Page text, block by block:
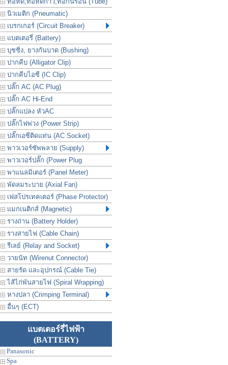
นิวเมติก (Pneumatic)
เบรกเกอร์ (Circuit Breaker)
แบตเตอรี่ (Battery)
บุชชิ่ง, ยางกันบาด (Bushing)
ปากคีบ (Alligator Clip)
ปากคีบไอซี (IC Clip)
ปลั๊ก AC (AC Plug)
ปลั๊ก AC Hi-End
ปลั๊กแปลง หัวAC
ปลั๊กไฟพ่วง (Power Strip)
ปลั๊กเอซีติดแท่น (AC Socket)
พาวเวอร์ซัพพลาย (Supply)
พาวเวอร์ปลั๊ก (Power Plug
พาแนลมิเตอร์ (Panel Meter)
พัดลมระบาย (Axial Fan)
เฟสโปรเทคเตอร์ (Phase Protector)
แมกเนติกส์ (Magnetic)
รางถ่าน (Battery Holder)
รางสายไฟ (Cable Chain)
รีเลย์ (Relay and Socket)
วายนัท (Wirenut Connector)
สายรัด และอุปกรณ์ (Cable Tie)
ไส้ไก่พันสายไฟ (Spiral Wrapping)
หางปลา (Crimping Terminal)
อื่นๆ (ECT)
แบตเตอร์รี่ไฟฟ้า
(BATTERY)
Panasonic
Spa